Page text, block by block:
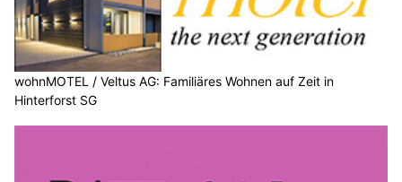
wohnMOTEL / Veltus AG: Familiäres Wohnen auf Zeit in
Hinterforst SG